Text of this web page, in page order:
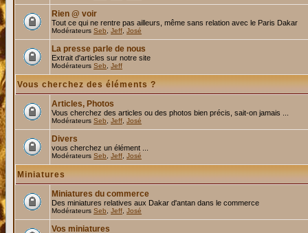
Rien @ voir
Tout ce qui ne rentre pas ailleurs, même sans relation avec le Paris Dakar
Modérateurs Seb Jeff José
La presse parle de nous
Extrait d'articles sur notre site
Modérateurs Seb Jeff
Vous cherchez des éléments ?
Articles, Photos
Vous cherchez des articles ou des photos bien précis, sait-on jamais ...
Modérateurs Seb Jeff José
Divers
vous cherchez un élément ...
Modérateurs Seb Jeff José
Miniatures
Miniatures du commerce
Des miniatures relatives aux Dakar d'antan dans le commerce
Modérateurs Seb Jeff José
Vos miniatures